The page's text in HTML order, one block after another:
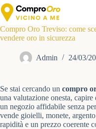
Salta
al
contenuto
Compro Oro Treviso: come
vendere oro in sicurezza
Admin 24/03/
Se stai cercando un compro
una valutazione onesta,
un negozio affidabile senza
vende gioielli, monete,
rapidità e un prezzo coerente